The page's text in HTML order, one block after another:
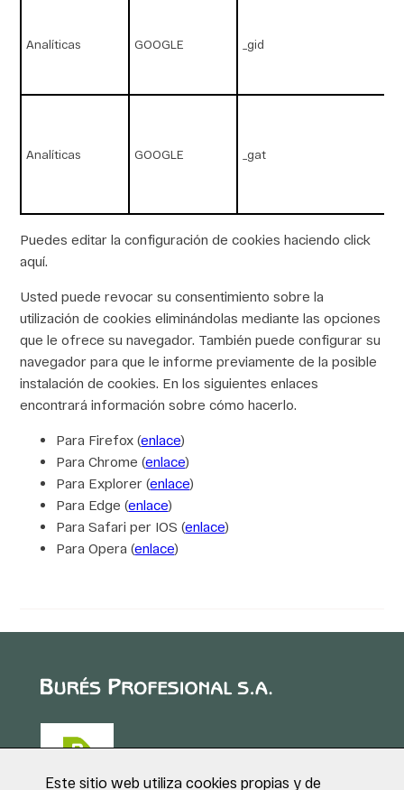
Analíticas GOOGLE _gid
Analíticas GOOGLE _gat
Puedes editar la configuración de cookies haciendo click
aquí.
Usted puede revocar su consentimiento sobre la
utilización de cookies eliminándolas mediante las opciones
que le ofrece su navegador. También puede configurar su
navegador para que le informe previamente de la posible
instalación de cookies. En los siguientes enlaces
encontrará información sobre cómo hacerlo.
Para Firefox (enlace)
Para Chrome (enlace)
Para Explorer (enlace)
Para Edge (enlace)
Para Safari per IOS (enlace)
Para Opera (enlace)
Este sitio web utiliza cookies propias y de